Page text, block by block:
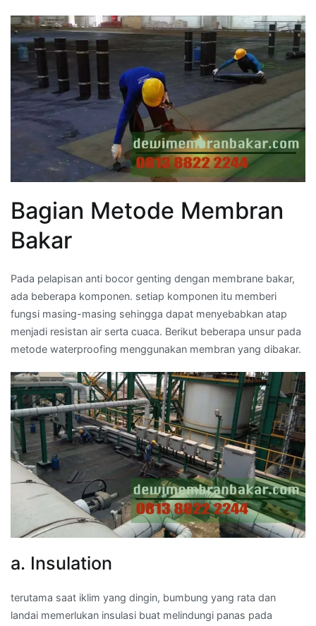
Bagian Metode Membran
Bakar
Pada pelapisan anti bocor genting dengan membrane bakar,
ada beberapa komponen. setiap komponen itu memberi
fungsi masing-masing sehingga dapat menyebabkan atap
menjadi resistan air serta cuaca. Berikut beberapa unsur pada
metode waterproofing menggunakan membran yang dibakar.
a. Insulation
terutama saat iklim yang dingin, bumbung yang rata dan
landai memerlukan insulasi buat melindungi panas pada